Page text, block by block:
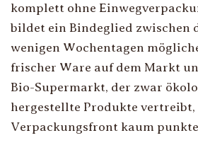
komplett ohne
bildet ein Bindeglied zwischen
wenigen Wochentagen
frischer Ware auf dem Markt
Bio-Supermarkt, der zwar
hergestellte Produkte vertreibt,
Verpackungsfront kaum